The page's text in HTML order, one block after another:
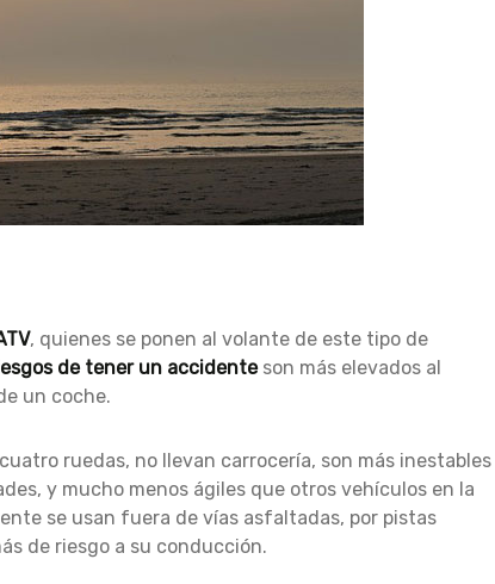
, quienes se ponen al volante de este tipo de
de tener un accidenteson más elevados al
un coche.
ruedas, no llevan carrocería, son más inestables
y mucho menos ágiles que otros vehículos en la
se usan fuera de vías asfaltadas, por pistas
de riesgo a su conducción.